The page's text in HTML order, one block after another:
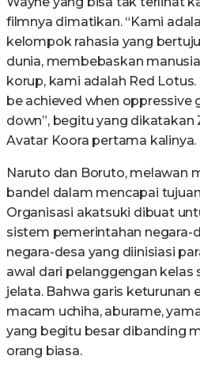
filmnya dimatikan. “Kami
kelompok rahasia yang
dunia, membebaskan
korup, kami adalah Red
be achieved when oppressive
down”, begitu yang dikatakan
Avatar Koora pertama kalinya.
Naruto dan Boruto, melawan
bandel dalam mencapai
Organisasi akatsuki dibuat
sistem pemerintahan negara-
negara-desa yang diinisiasi
awal dari pelanggengan kelas
jelata. Bahwa garis keturunan
macam uchiha, aburame,
yang begitu besar dibanding
orang biasa.